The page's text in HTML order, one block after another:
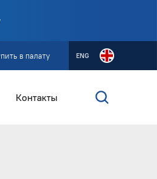
в палату ENG
Контакты